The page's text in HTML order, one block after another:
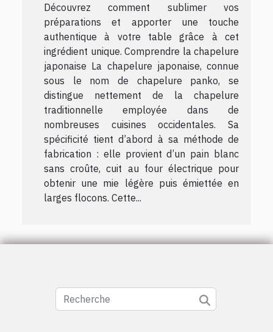
Découvrez comment sublimer vos
préparations et apporter une touche
authentique à votre table grâce à cet
ingrédient unique. Comprendre la chapelure
japonaise La chapelure japonaise, connue
sous le nom de chapelure panko, se
distingue nettement de la chapelure
traditionnelle employée dans de
nombreuses cuisines occidentales. Sa
spécificité tient d’abord à sa méthode de
fabrication : elle provient d’un pain blanc
sans croûte, cuit au four électrique pour
obtenir une mie légère puis émiettée en
larges flocons. Cette...